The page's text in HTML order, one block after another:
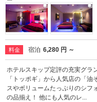
料金 宿泊 6,280 円 ～
ホテルスキップ定評の充実グラ
「トッポギ」から人気店の「
スやボリュームたっぷりのシフ
の品揃え！ 他にも人気のレ...